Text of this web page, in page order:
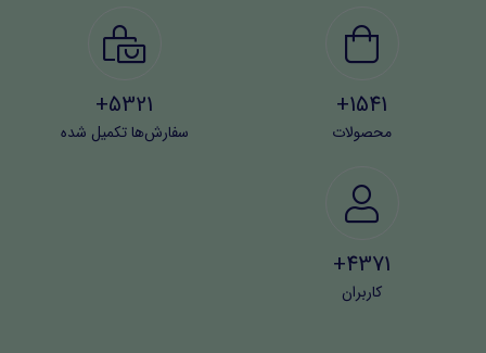
1541+
محصولات
5321+
سفارش‌ها تکمیل شده
4371+
کاربران